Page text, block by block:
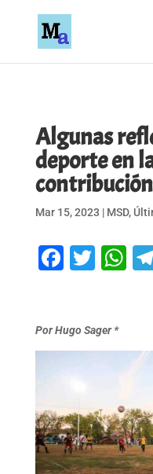
Algunas
deporte en
Mar 15, 2023 | MSD,
Por Hugo Sager *